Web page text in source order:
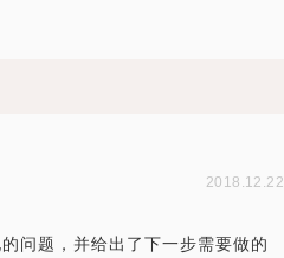
2018.12.22
问题，并给出了下一步需要做的